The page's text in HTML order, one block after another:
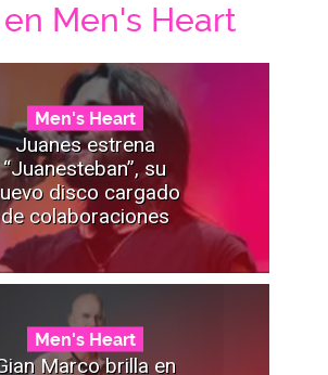
Men's Heart
Men's Heart
Juanes estrena
“Juanesteban”, su
disco cargado
de colaboraciones
Men's Heart
Marco brilla en